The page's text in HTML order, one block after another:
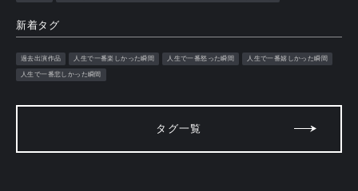
新着タグ
過去出演作品 人生で一番楽しかった瞬間 人生で一番怒った瞬間 人生で一番嬉しかった瞬間
人生で一番悲しかった瞬間
タグ一覧